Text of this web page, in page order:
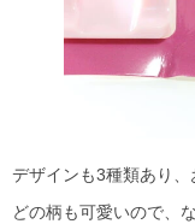
デザインも3種類あり、
どの柄も可愛いので、